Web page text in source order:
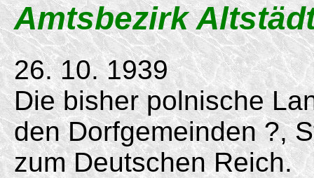
Amtsbezirk
26. 10. 1939
Die bisher polnische
den Dorfgemeinden ?,
zum Deutschen Reich.